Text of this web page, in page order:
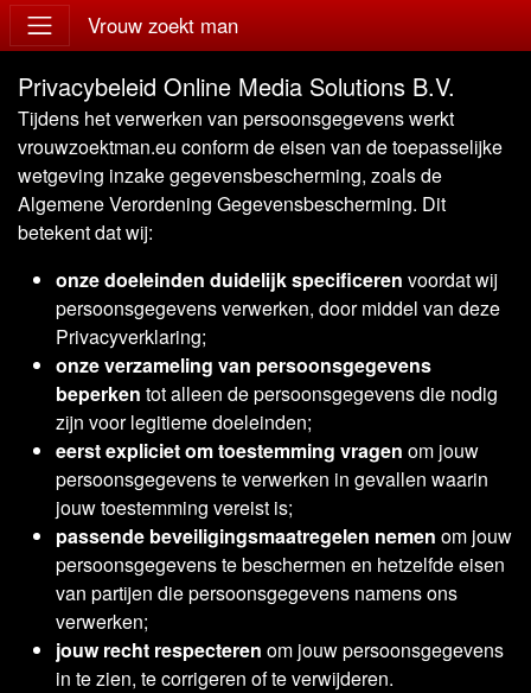
Vrouw zoekt man
Privacybeleid Online Media Solutions B.V.
Tijdens het verwerken van persoonsgegevens werkt
vrouwzoektman.eu conform de eisen van de toepasselijke
wetgeving inzake gegevensbescherming, zoals de
Algemene Verordening Gegevensbescherming. Dit
betekent dat wij:
onze doeleinden duidelijk specificeren voordat wij
persoonsgegevens verwerken, door middel van deze
Privacyverklaring;
onze verzameling van persoonsgegevens
beperken tot alleen de persoonsgegevens die nodig
zijn voor legitieme doeleinden;
eerst expliciet om toestemming vragen om jouw
persoonsgegevens te verwerken in gevallen waarin
jouw toestemming vereist is;
passende beveiligingsmaatregelen nemen om jouw
persoonsgegevens te beschermen en hetzelfde eisen
van partijen die persoonsgegevens namens ons
verwerken;
jouw recht respecteren om jouw persoonsgegevens
in te zien, te corrigeren of te verwijderen.